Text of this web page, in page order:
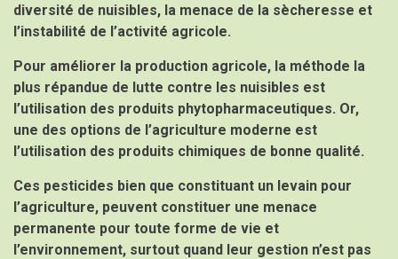
diversité de nuisibles, la menace de la sècheresse et
l’instabilité de l’activité agricole.
Pour améliorer la production agricole, la méthode la
plus répandue de lutte contre les nuisibles est
l’utilisation des produits phytopharmaceutiques. Or,
une des options de l’agriculture moderne est
l’utilisation des produits chimiques de bonne qualité.
Ces pesticides bien que constituant un levain pour
l’agriculture, peuvent constituer une menace
permanente pour toute forme de vie et
l’environnement, surtout quand leur gestion n’est pas